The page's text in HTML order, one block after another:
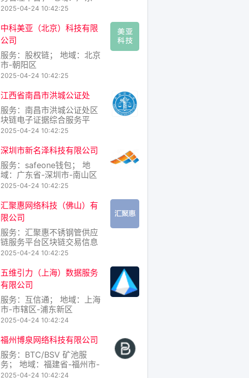
省-深圳市-南山区
2025-04-24 10:42:25
中科美亚（北京）科技有限
公司
服务：股权链； 地域：北京
市-朝阳区
2025-04-24 10:42:25
江西省南昌市洪城公证处
服务：南昌市洪城公证处区
块链电子证据综合服务平
台； 地域：江西省-南昌市-
2025-04-24 10:42:25
深圳市新名泽科技有限公司
服务：safeone钱包； 地
域：广东省-深圳市-南山区
2025-04-24 10:42:25
汇聚惠网络科技（佛山）有
限公司
服务：汇聚惠不锈钢管供应
链服务平台区块链交易信息
查询； 地域：广东省-佛山
2025-04-24 10:42:25
五维引力（上海）数据服务
有限公司
服务：互信通； 地域：上海
市-市辖区-浦东新区
2025-04-24 10:42:24
福州博泉网络科技有限公司
服务：BTC/BSV 矿池服
务； 地域：福建省-福州市-
仓山区
2025-04-24 10:42:24